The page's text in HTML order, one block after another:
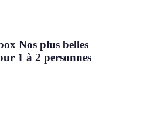
Nos plus belles
1 à 2 personnes